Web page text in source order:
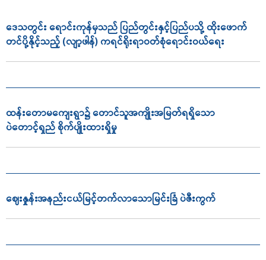
ဒေသတွင်း ရောင်းကုန်မှသည် ပြည်တွင်းနှင့်ပြည်ပသို့ ထိုးဖောက်
တင်ပို့နိုင့်သည့် (လျာ့ဖါန်) ကရင်ရိုးရာဝတ်စုံရောင်းဝယ်ရေး
ထန်းတောမကျေးရွာ၌ တောင်သူအကျိုးအမြတ်ရရှိသော
ပဲတောင့်ရှည် စိုက်ပျိုးထားရှိမှု
ဈေးနှုန်းအနည်းငယ်မြင့်တက်လာသောမြင်းခြံ ပဲဇီးကွက်